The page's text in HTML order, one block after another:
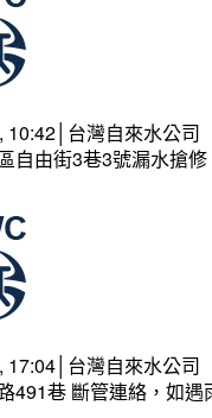
10:42│台灣自來水公司
自由街3巷3號漏水搶修
17:04│台灣自來水公司
491巷 斷管連絡，如遇